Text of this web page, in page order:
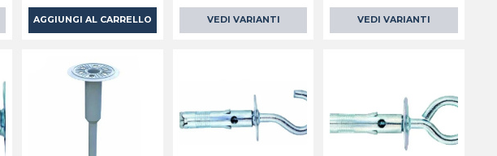
AGGIUNGI AL CARRELLO VEDI VARIANTI VEDI VARIANTI